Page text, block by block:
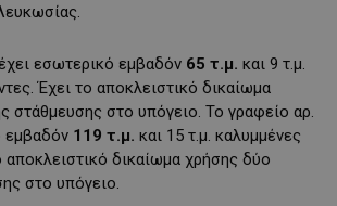
εσωτερικό εμβαδόν 65 τ.μ. και 9 τ.μ.
Έχει το αποκλειστικό δικαίωμα
στάθμευσης στο υπόγειο. Το γραφείο αρ.
εμβαδόν 119 τ.μ. και 15 τ.μ. καλυμμένες
αποκλειστικό δικαίωμα χρήσης δύο
στο υπόγειο.